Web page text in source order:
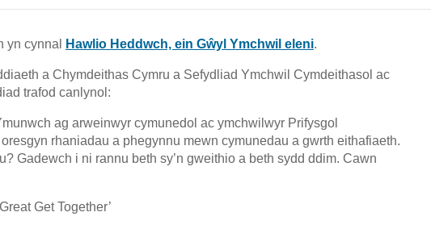
yn cynnal Hawlio Heddwch, ein Gŵyl Ymchwil eleni.
a Chymdeithas Cymru a Sefydliad Ymchwil Cymdeithasol ac
trafod canlynol:
ag arweinwyr cymunedol ac ymchwilwyr Prifysgol
rhaniadau a phegynnu mewn cymunedau a gwrth eithafiaeth.
Gadewch i ni rannu beth sy’n gweithio a beth sydd ddim. Cawn
Get Together’